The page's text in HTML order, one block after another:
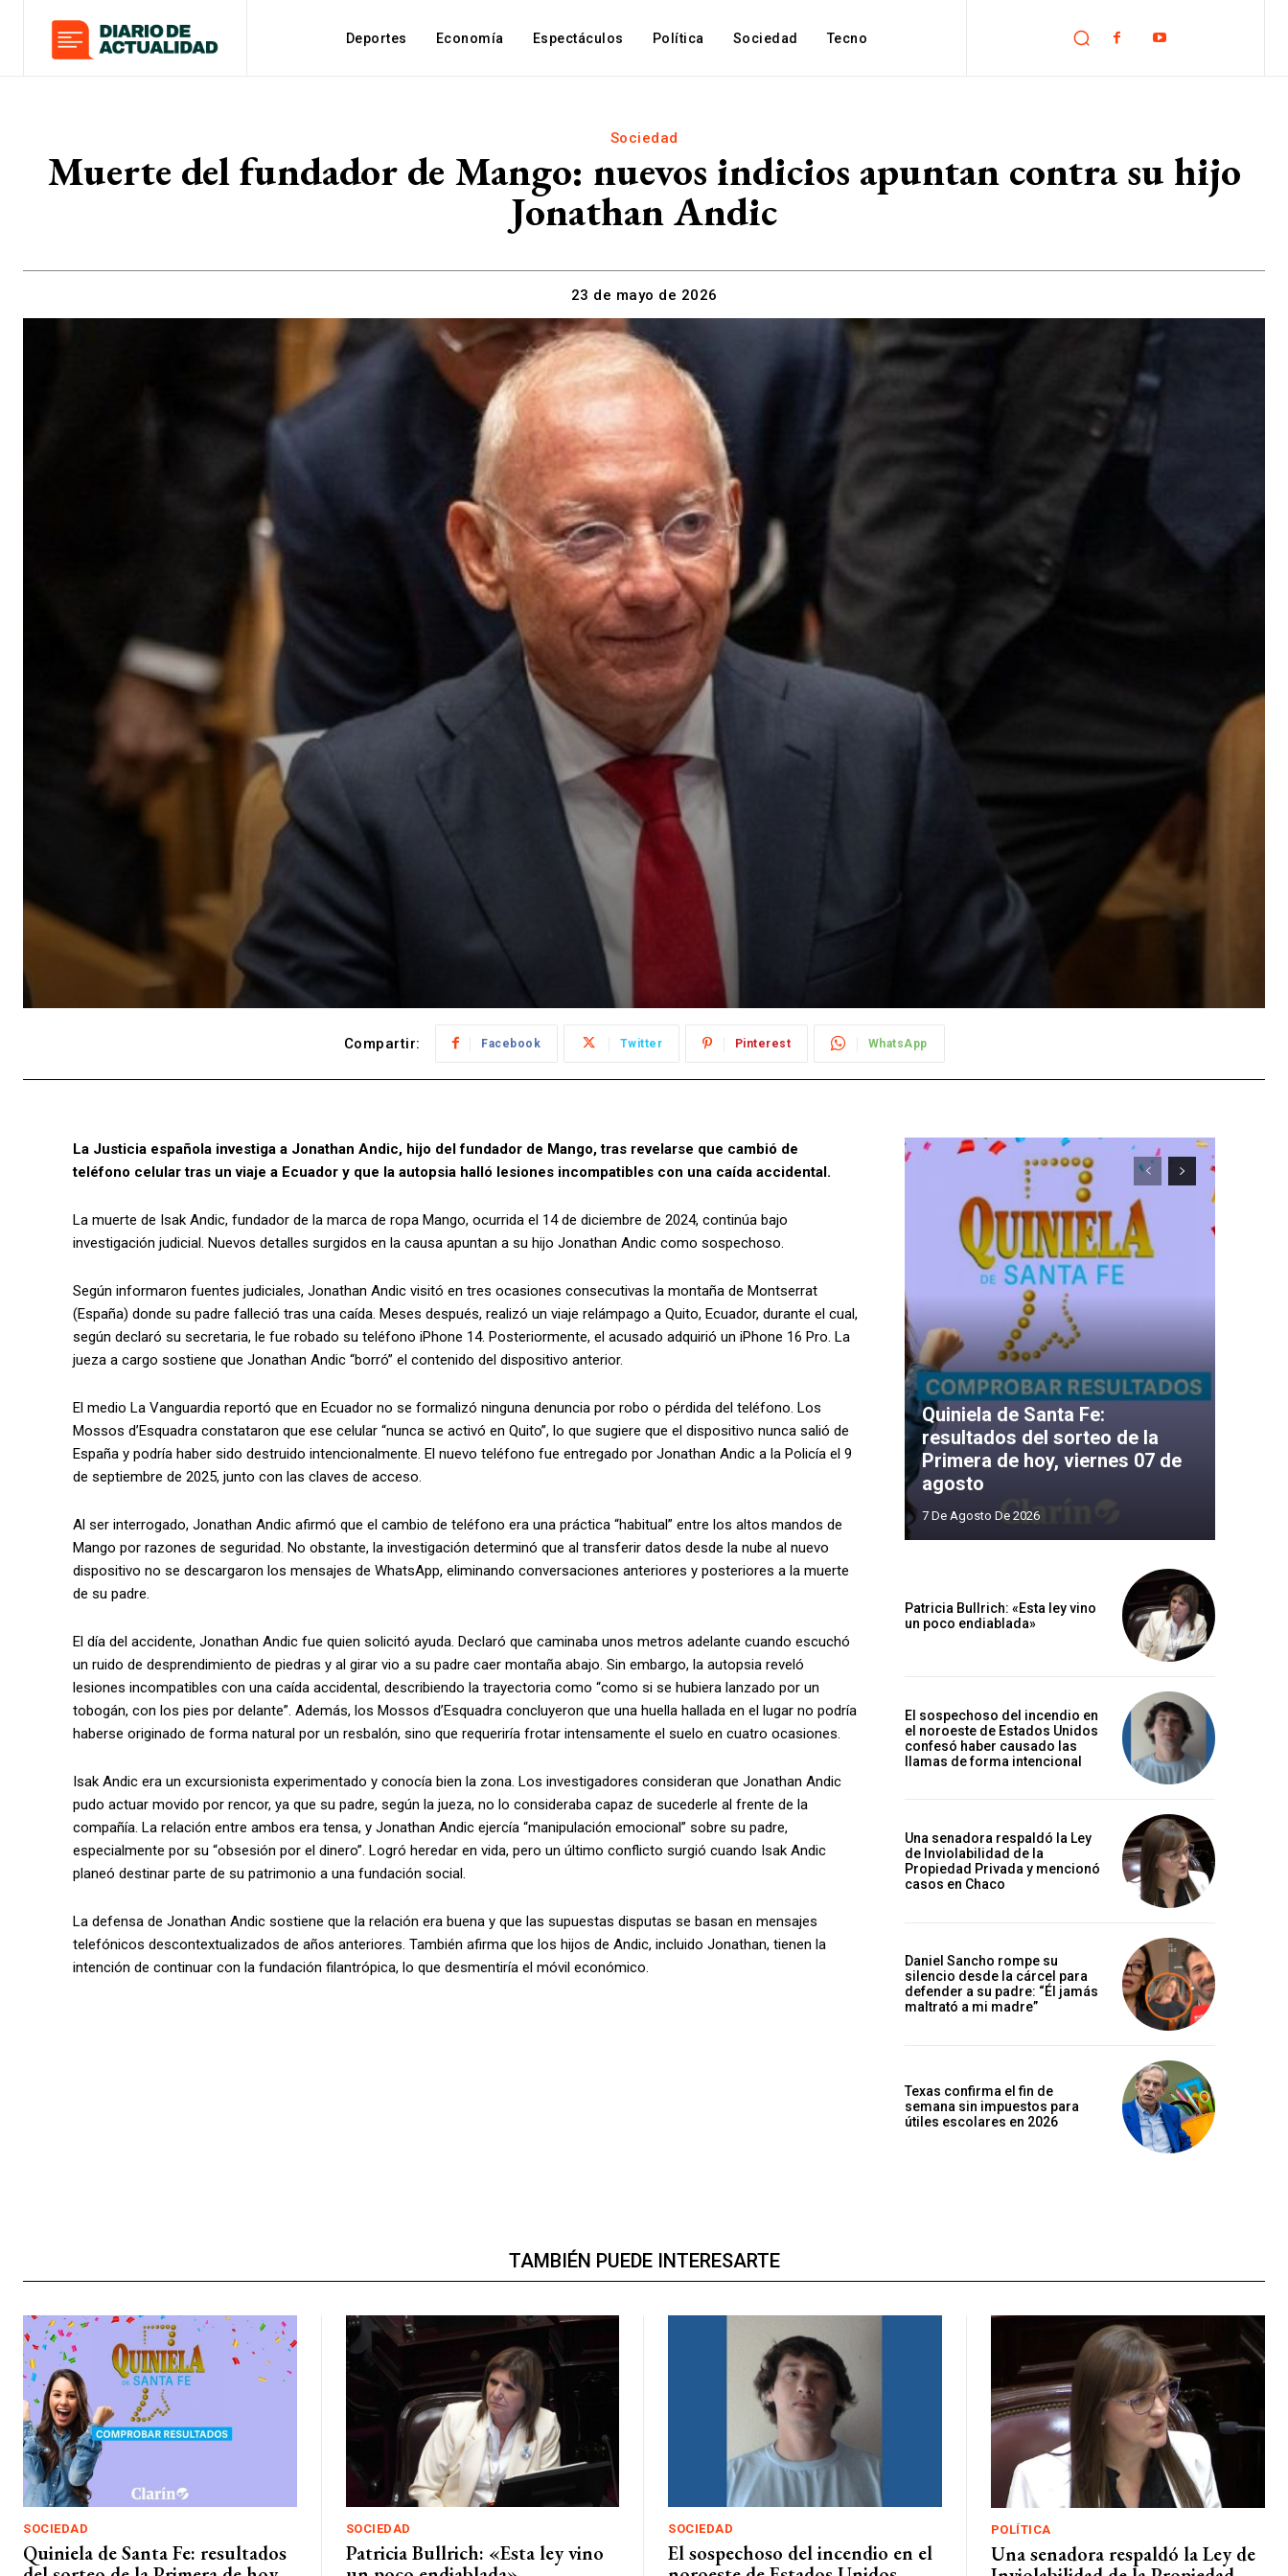
Deportes Economía Espectáculos Política Sociedad Tecno
Sociedad
Muerte del fundador de Mango: nuevos indicios apuntan contra su hijo
Jonathan Andic
23 de mayo de 2026
Compartir: Facebook Twitter Pinterest WhatsApp
La Justicia española investiga a Jonathan Andic, hijo del fundador de Mango, tras revelarse que cambió de
teléfono celular tras un viaje a Ecuador y que la autopsia halló lesiones incompatibles con una caída accidental.
La muerte de Isak Andic, fundador de la marca de ropa Mango, ocurrida el 14 de diciembre de 2024, continúa bajo
investigación judicial. Nuevos detalles surgidos en la causa apuntan a su hijo Jonathan Andic como sospechoso.
Según informaron fuentes judiciales, Jonathan Andic visitó en tres ocasiones consecutivas la montaña de Montserrat
(España) donde su padre falleció tras una caída. Meses después, realizó un viaje relámpago a Quito, Ecuador, durante el cual,
según declaró su secretaria, le fue robado su teléfono iPhone 14. Posteriormente, el acusado adquirió un iPhone 16 Pro. La
jueza a cargo sostiene que Jonathan Andic “borró” el contenido del dispositivo anterior.
El medio La Vanguardia reportó que en Ecuador no se formalizó ninguna denuncia por robo o pérdida del teléfono. Los
Mossos d’Esquadra constataron que ese celular “nunca se activó en Quito”, lo que sugiere que el dispositivo nunca salió de
España y podría haber sido destruido intencionalmente. El nuevo teléfono fue entregado por Jonathan Andic a la Policía el 9
de septiembre de 2025, junto con las claves de acceso.
Al ser interrogado, Jonathan Andic afirmó que el cambio de teléfono era una práctica “habitual” entre los altos mandos de
Mango por razones de seguridad. No obstante, la investigación determinó que al transferir datos desde la nube al nuevo
dispositivo no se descargaron los mensajes de WhatsApp, eliminando conversaciones anteriores y posteriores a la muerte
de su padre.
El día del accidente, Jonathan Andic fue quien solicitó ayuda. Declaró que caminaba unos metros adelante cuando escuchó
un ruido de desprendimiento de piedras y al girar vio a su padre caer montaña abajo. Sin embargo, la autopsia reveló
lesiones incompatibles con una caída accidental, describiendo la trayectoria como “como si se hubiera lanzado por un
tobogán, con los pies por delante”. Además, los Mossos d’Esquadra concluyeron que una huella hallada en el lugar no podría
haberse originado de forma natural por un resbalón, sino que requeriría frotar intensamente el suelo en cuatro ocasiones.
Isak Andic era un excursionista experimentado y conocía bien la zona. Los investigadores consideran que Jonathan Andic
pudo actuar movido por rencor, ya que su padre, según la jueza, no lo consideraba capaz de sucederle al frente de la
compañía. La relación entre ambos era tensa, y Jonathan Andic ejercía “manipulación emocional” sobre su padre,
especialmente por su “obsesión por el dinero”. Logró heredar en vida, pero un último conflicto surgió cuando Isak Andic
planeó destinar parte de su patrimonio a una fundación social.
La defensa de Jonathan Andic sostiene que la relación era buena y que las supuestas disputas se basan en mensajes
telefónicos descontextualizados de años anteriores. También afirma que los hijos de Andic, incluido Jonathan, tienen la
intención de continuar con la fundación filantrópica, lo que desmentiría el móvil económico.
Quiniela de Santa Fe:
resultados del sorteo de la
Primera de hoy, viernes 07 de
agosto
7 De Agosto De 2026
Patricia Bullrich: «Esta ley vino
un poco endiablada»
El sospechoso del incendio en
el noroeste de Estados Unidos
confesó haber causado las
llamas de forma intencional
Una senadora respaldó la Ley
de Inviolabilidad de la
Propiedad Privada y mencionó
casos en Chaco
Daniel Sancho rompe su
silencio desde la cárcel para
defender a su padre: “Él jamás
maltrató a mi madre”
Texas confirma el fin de
semana sin impuestos para
útiles escolares en 2026
TAMBIÉN PUEDE INTERESARTE
SOCIEDAD
Quiniela de Santa Fe: resultados
SOCIEDAD
Patricia Bullrich: «Esta ley vino
SOCIEDAD
El sospechoso del incendio en el
POLÍTICA
Una senadora respaldó la Ley de